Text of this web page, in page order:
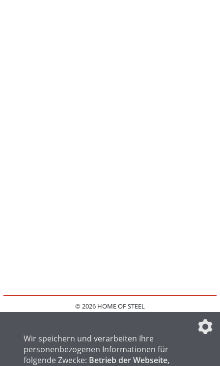
© 2026 HOME OF STEEL
IMPRESSUM
FAQ
DATENSCHUTZEINSTELLUNGEN
Wir speichern und verarbeiten Ihre
personenbezogenen Informationen für
folgende Zwecke: Betrieb der Webseite,